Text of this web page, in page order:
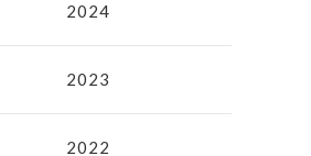
2024
2023
2022